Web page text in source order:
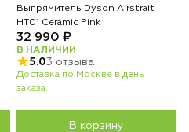
Выпрямитель Dyson Airstrait
HT01 Ceramic Pink
32 990 ₽
В НАЛИЧИИ
5.03 отзыва
Доставка по Москве в день
заказа.
В корзину